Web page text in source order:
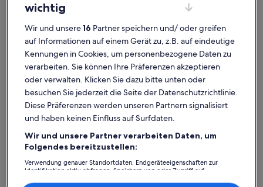
Wenn dir für deine Auszeit eine Bleibe nahe Strand am
Mahnkopfsee vorschwebt, wirf einen Blick auf unsere
Feriendomizile und finde die ideale Ausgangsbasis für all deine
Entdeckungen. Egal, mit wem du deine Ferienunterkunft buchst,
ob mit Freunden, Familie oder einfach nur deinem treuen
Vierbeiner, euch erwarten all die Annehmlichkeiten, die eure
gemeinsame Zeit besonders machen werden. Was alles so
dazugehört? Beispielsweise eine Klimaanlage und ein Pool. Wovon
du auch träumst, in nur wenigen Klicks kannst du die Unterkunft
buchen, die allen zusagt und jedermanns Erwartungen gerecht
wird – dir steht ein vielfältiges Angebot mit allerlei Optionen zur
Nichtraucheroptionen.
wichtig
Wir und unsere16 Partner speichern und/ oder greifen
auf Informationen auf einem Gerät zu, z.B. auf eindeutige
Kennungen in Cookies, um personenbezogene Daten zu
verarbeiten. Sie können Ihre Präferenzen akzeptieren
oder verwalten. Klicken Sie dazu bitte unten oder
besuchen Sie jederzeit die Seite der Datenschutzrichtlinie.
Diese Präferenzen werden unseren Partnern signalisiert
und haben keinen Einfluss auf Surfdaten.
Wir und unsere Partner verarbeiten Daten, um
Folgendes bereitzustellen:
Verwendung genauer Standortdaten. Endgeräteeigenschaften zur
Identifikation aktiv abfragen. Speichern von oder Zugriff auf